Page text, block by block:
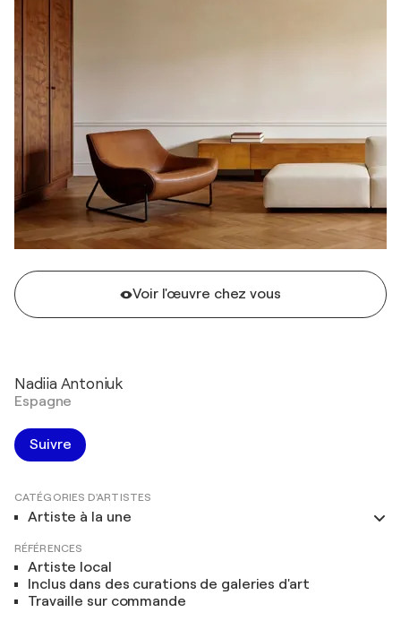
Voir l'œuvre chez vous
Nadiia Antoniuk
Espagne
Suivre
CATÉGORIES D'ARTISTES
Artiste à la une
RÉFÉRENCES
Artiste local
Inclus dans des curations de galeries d'art
Travaille sur commande